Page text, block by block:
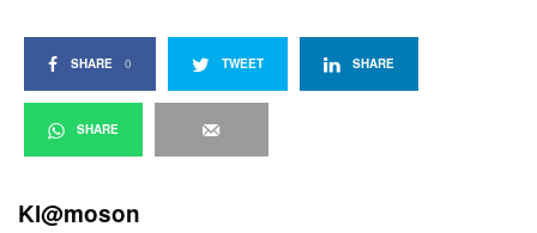
SHARE 0 TWEET SHARE
SHARE
Kl@moson